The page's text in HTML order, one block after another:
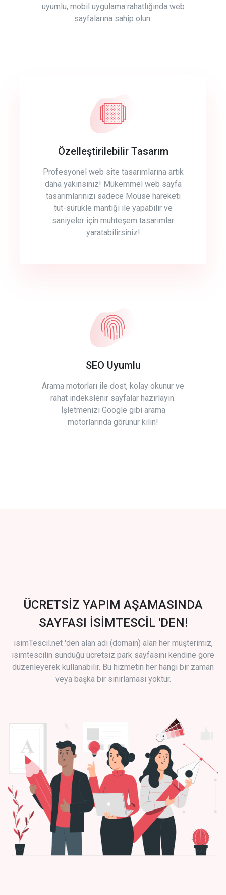
uyumlu, mobil uygulama rahatlığında web
sayfalarına sahip olun.
Özelleştirilebilir Tasarım
Profesyonel web site tasarımlarına artık
daha yakınsınız! Mükemmel web sayfa
tasarımlarınızı sadece Mouse hareketi
tut-sürükle mantığı ile yapabilir ve
saniyeler için muhteşem tasarımlar
yaratabilirsiniz!
SEO Uyumlu
Arama motorları ile dost, kolay okunur ve
rahat indekslenir sayfalar hazırlayın.
İşletmenizi Google gibi arama
motorlarında görünür kılın!
ÜCRETSİZ YAPIM AŞAMASINDA
SAYFASI İSİMTESCİL 'DEN!
isimTescil.net 'den alan adı (domain) alan her müşterimiz,
isimtescilin sunduğu ücretsiz park sayfasını kendine göre
düzenleyerek kullanabilir. Bu hizmetin her hangi bir zaman
veya başka bir sınırlaması yoktur.